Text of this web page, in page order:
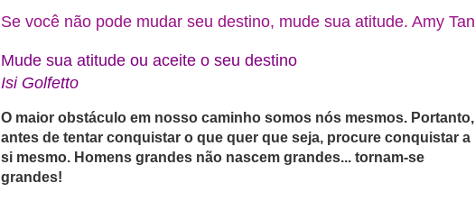
Se você não pode mudar seu destino, mude sua atitude. Amy Tan
Mude sua atitude ou aceite o seu destino
Isi Golfetto
O maior obstáculo em nosso caminho somos nós mesmos. Portanto,
antes de tentar conquistar o que quer que seja, procure conquistar a
si mesmo. Homens grandes não nascem grandes... tornam-se
grandes!